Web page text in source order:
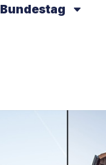
Bundestag